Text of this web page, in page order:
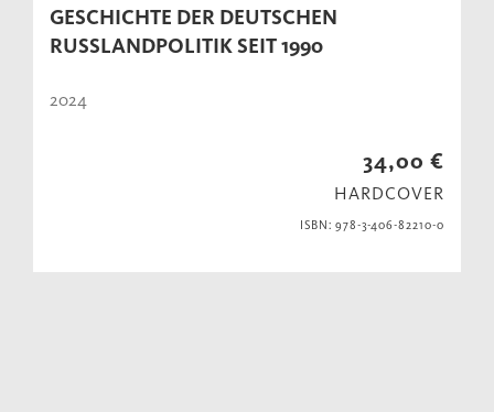
GESCHICHTE DER DEUTSCHEN
RUSSLANDPOLITIK SEIT 1990
2024
34,00 €
HARDCOVER
ISBN: 978-3-406-82210-0